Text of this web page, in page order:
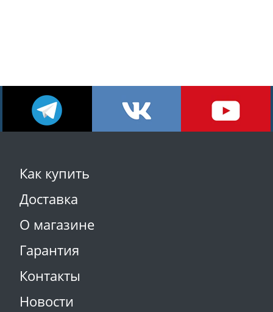
Как купить
Доставка
О магазине
Гарантия
Контакты
Новости